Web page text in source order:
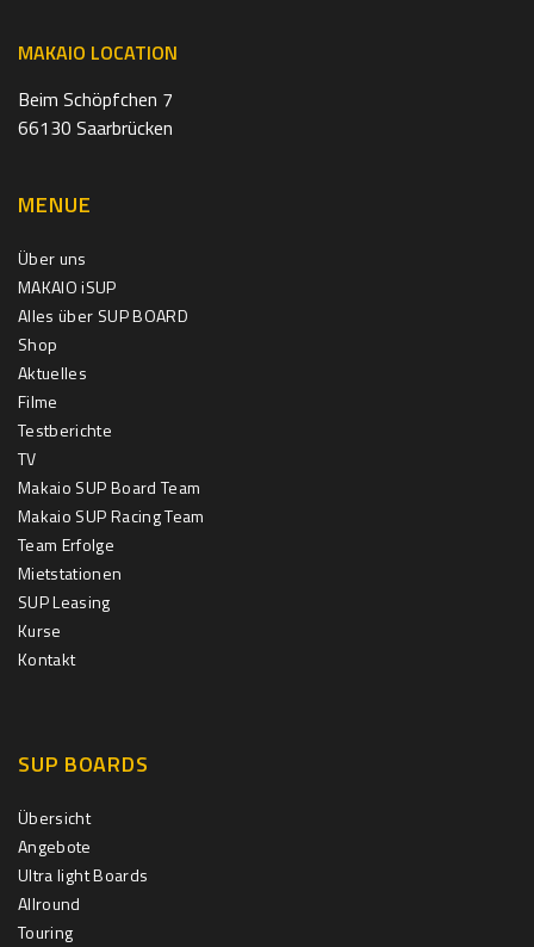
MAKAIO LOCATION
Beim Schöpfchen 7
66130 Saarbrücken
MENUE
Über uns
MAKAIO iSUP
Alles über SUP BOARD
Shop
Aktuelles
Filme
Testberichte
TV
Makaio SUP Board Team
Makaio SUP Racing Team
Team Erfolge
Mietstationen
SUP Leasing
Kurse
Kontakt
SUP BOARDS
Übersicht
Angebote
Ultra light Boards
Allround
Touring